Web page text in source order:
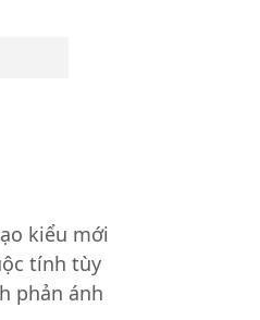
kiểu mới
tính tùy
phản ánh